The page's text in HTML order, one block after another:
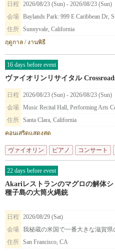
日程
2026/08/23 (Sun) - 2026/08/23 (Sun)
会場 Baylands Park: 999 E Caribbean Dr,
住所 Sunnyvale, California
ฤดูกาล / งานพิธี
16 days before event
ヴァイオリンリサイタル
日程
2026/08/23 (Sun) - 2026/08/23 (Sun)
会場 Music Recital Hall, Performing Arts
住所 Santa Clara, California
คอนเสริตแสดงสด
ヴァイオリン ピアノ コンサート
22 days before event
Akariレストランのマグロの解体
種子島の大筒火縄銃
日程
2026/08/29 (Sat)
会場
住所 San Francisco, CA